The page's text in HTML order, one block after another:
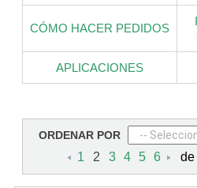
CÓMO HACER PEDIDOS
APLICACIONES
ORDENAR POR
1 2 3 4 5 6 de